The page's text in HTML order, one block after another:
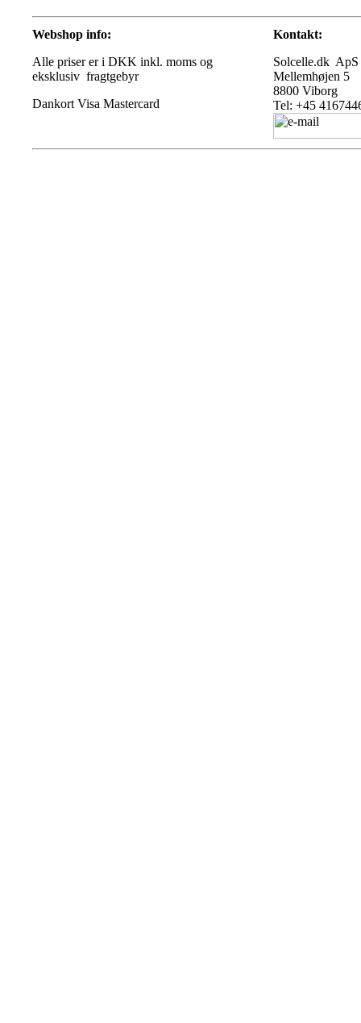
Webshop info:
Alle priser er i DKK inkl. moms og
eksklusiv fragtgebyr
Kontakt:
Solcelle.dk ApS
Mellemhøjen 5
8800 Viborg
Tel: +45